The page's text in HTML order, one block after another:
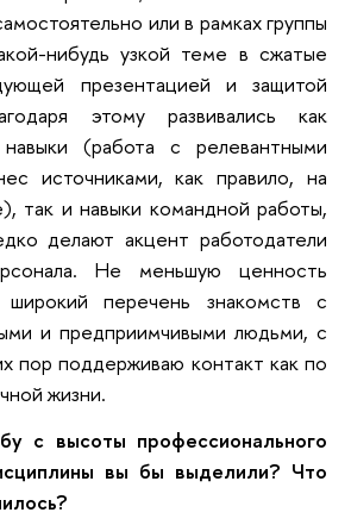
или в рамках группы
нибудь узкой теме в сжатые
презентацией и защитой
этому развивались как
навыки (работа с релевантными
источниками, как правило, на
так и навыки командной работы,
делают акцент работодатели
Не меньшую ценность
широкий перечень знакомств с
и предприимчивыми людьми, с
пор поддерживаю контакт как по
жизни.
с высоты профессионального
вы бы выделили? Что